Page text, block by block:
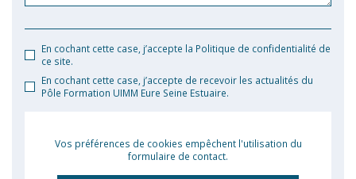
En cochant cette case, j’accepte la Politique de confidentialité de
ce site.
En cochant cette case, j’accepte de recevoir les actualités du
Pôle Formation UIMM Eure Seine Estuaire.
Vos préférences de cookies empêchent l'utilisation du
formulaire de contact.